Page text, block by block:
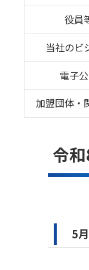
役員
当社のビ
電子
加盟団体・
令
5